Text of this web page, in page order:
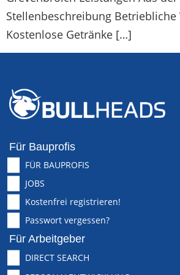
Stellenbeschreibung
Kostenlose Getränke […]
Für Bauprofis
FÜR BAUPROFIS
JOBS
Kostenfrei registrieren!
Passwort vergessen?
Für Arbeitgeber
DIRECT SEARCH